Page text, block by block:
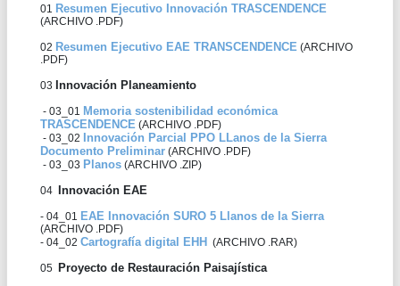
01 Resumen Ejecutivo Innovación TRASCENDENCE
(ARCHIVO .PDF)
02 Resumen Ejecutivo EAE TRANSCENDENCE(ARCHIVO
.PDF)
03 Innovación Planeamiento
- 03_01 Memoria sostenibilidad económica
TRASCENDENCE(ARCHIVO .PDF)
- 03_02
Innovación Parcial PPO LLanos de la Sierra
Documento Preliminar(ARCHIVO .PDF)
- 03_03 Planos(ARCHIVO .ZIP)
04 Innovación EAE
- 04_01 EAE Innovación SURO 5 Llanos de la Sierra
(ARCHIVO .PDF)
- 04_02 Cartografía digital EHH (ARCHIVO .RAR)
05 Proyecto de Restauración Paisajística